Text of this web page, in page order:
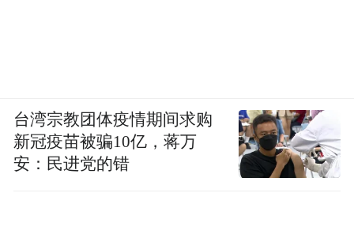
台湾宗教团体疫情期间求购
新冠疫苗被骗10亿，蒋万
安：民进党的错